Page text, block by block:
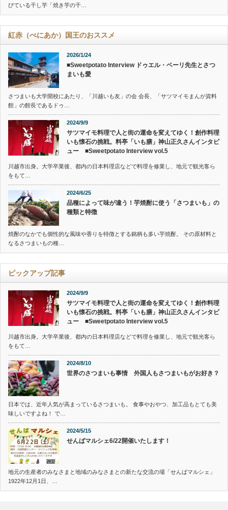
びている干し芋「焼き芋の干…
紅赤（べにあか）国王のおススメ
2026/1/24
■Sweetpotato Interview ドゥエル・ベーリ先生とさつ
まいも愛
さつまいも大学開校にあたり、「川越いも友」の会 会長、「サツマイモまんが資料
館」の館長であるドゥ…
2024/9/9
サツマイモ料理で人と街の運命を変えてゆく！創作料理
いも懐石の挑戦。料亭「いも膳」神山正久さんインタビ
ュー ■Sweetpotato Interview vol.5
川越市出身。大学卒業後、都内の日本料理店などで料理を修業し、地元で観光客ら
をもて…
2024/6/25
品種によって味が違う！芋焼酎に使う「さつまいも」の
種類と特徴
焼酎のなかでも個性的な風味や香りを特徴とする銘柄も多い芋焼酎。 その原材料と
なるさつまいもの種…
ピックアップ記事
2024/9/9
サツマイモ料理で人と街の運命を変えてゆく！創作料理
いも懐石の挑戦。料亭「いも膳」神山正久さんインタビ
ュー ■Sweetpotato Interview vol.5
川越市出身。大学卒業後、都内の日本料理店などで料理を修業し、地元で観光客ら
をもて…
2024/8/10
世界のさつまいも事情 外国人もさつまいもがお好き？
日本では、近年人気が高まっているさつまいも。 食事やおやつ、加工品もとても美
味しいですよね！ で…
2024/5/15
せんばマルシェ6/22開催いたします！
地元の生産者のみなさまと地域のみなさまとの新たな交流の場「せんばマルシェ」
1922年12月1日、…